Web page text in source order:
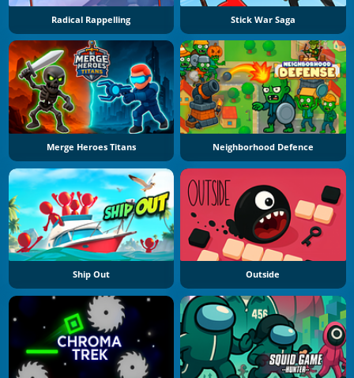
Radical Rappelling Stick War Saga
Merge Heroes Titans Neighborhood Defence
Ship Out Outside